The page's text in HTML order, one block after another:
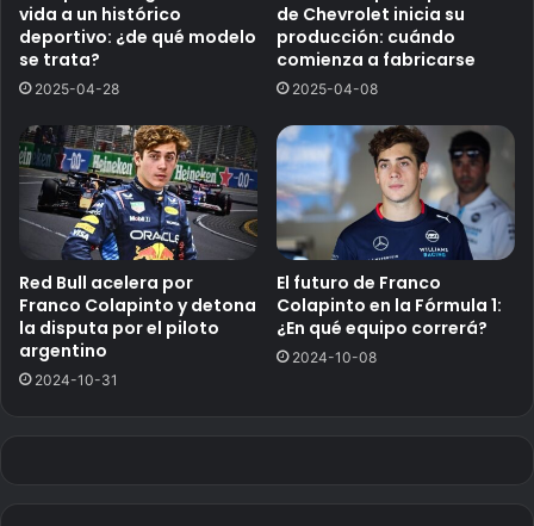
vida a un histórico
deportivo: ¿de qué modelo
se trata?
2025-04-28
de Chevrolet inicia su
producción: cuándo
comienza a fabricarse
2025-04-08
Red Bull acelera por
Franco Colapinto y detona
la disputa por el piloto
argentino
2024-10-31
El futuro de Franco
Colapinto en la Fórmula 1:
¿En qué equipo correrá?
2024-10-08